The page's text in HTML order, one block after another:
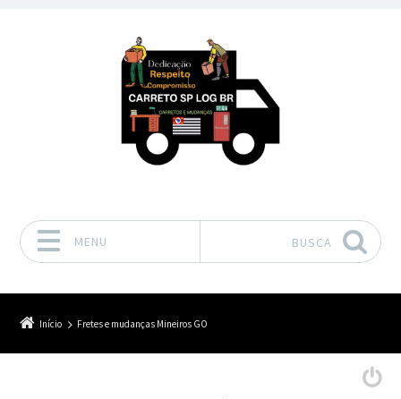
MENU BUSCA
Início Fretes e mudanças Mineiros GO